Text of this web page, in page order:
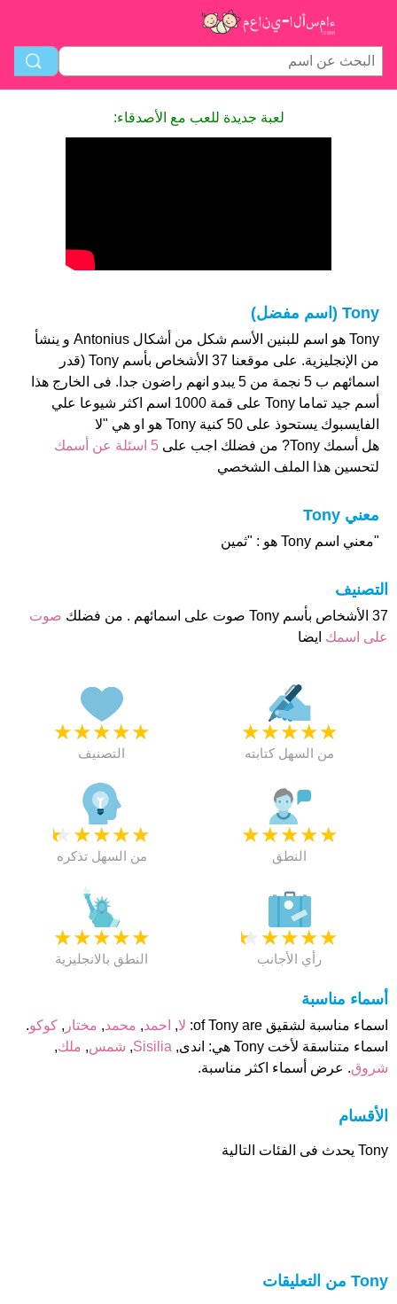
لعبة جديدة للعب مع الأصدقاء:
Tony (اسم مفضل)
Tony هو اسم للبنين الأسم شكل من أشكال Antonius و ينشأ
من الإنجليزية. على موقعنا 37 الأشخاص بأسم Tony (قدر
اسمائهم ب 5 نجمة من 5 يبدو انهم راضون جدا. فى الخارج هذا
أسم جيد تماما Tony على قمة 1000 اسم اكثر شيوعا علي
الفايسبوك يستحوذ على 50 كنية Tony هو او هي "لا
هل أسمك Tony? من فضلك اجب على
5 اسئلة عن أسمك
لتحسين هذا الملف الشخصي
معني Tony
"معني اسم Tony هو : "ثمين
التصنيف
37 الأشخاص بأسم Tony صوت على اسمائهم . من فضلك
صوت
على اسمك ايضا
★
★
★
★
★
التصنيف
★
★
★
★
★
من السهل كتابته
★
★
★
★
★
من السهل تذكره
★
★
★
★
★
النطق
★
★
★
★
★
النطق بالانجليزية
★
★
★
★
★
رأي الأجانب
أسماء مناسبة
اسماء مناسبة لشقيق of Tony are: لا, احمد, محمد, مختار , كوكو.
اسماء متناسقة لأخت Tony هي: اندى,
Sisilia
, شمس, ملك,
شروق. عرض أسماء اكثر مناسبة.
الأقسام
Tony يحدث فى الفئات التالية
Tony من التعليقات